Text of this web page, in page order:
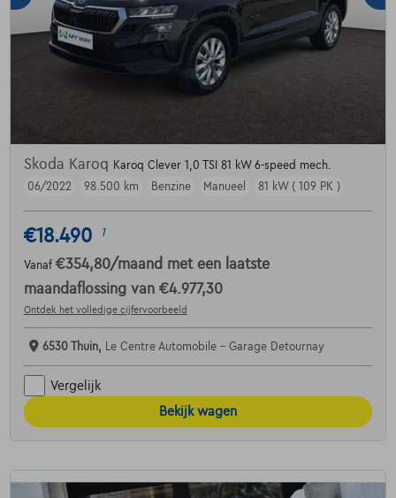
Skoda Karoq Karoq Clever 1,0 TSI 81 kW 6-speed mech.
06/2022
98.500 km Benzine Manueel 81 kW ( 109 PK )
€18.490 1
Vanaf €354,80/maand met een laatste
maandaflossing van €4.977,30
Ontdek het volledige cijfervoorbeeld
6530 Thuin, Le Centre Automobile - Garage Detournay
Vergelijk
Bekijk wagen